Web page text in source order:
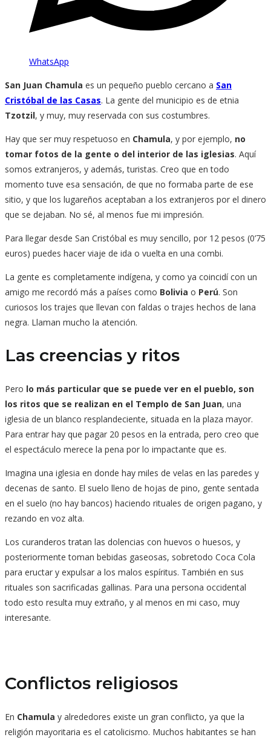
WhatsApp
San Juan Chamula es un pequeño pueblo cercano a San
Cristóbal de las Casas. La gente del municipio es de etnia
Tzotzil, y muy, muy reservada con sus costumbres.
Hay que ser muy respetuoso en Chamula, y por ejemplo, no
tomar fotos de la gente o del interior de las iglesias. Aquí
somos extranjeros, y además, turistas. Creo que en todo
momento tuve esa sensación, de que no formaba parte de ese
sitio, y que los lugareños aceptaban a los extranjeros por el dinero
que se dejaban. No sé, al menos fue mi impresión.
Para llegar desde San Cristóbal es muy sencillo, por 12 pesos (0’75
euros) puedes hacer viaje de ida o vuelta en una combi.
La gente es completamente indígena, y como ya coincidí con un
amigo me recordó más a países como Bolivia o Perú. Son
curiosos los trajes que llevan con faldas o trajes hechos de lana
negra. Llaman mucho la atención.
Las creencias y ritos
Pero lo más particular que se puede ver en el pueblo, son
los ritos que se realizan en el Templo de San Juan, una
iglesia de un blanco resplandeciente, situada en la plaza mayor.
Para entrar hay que pagar 20 pesos en la entrada, pero creo que
el espectáculo merece la pena por lo impactante que es.
Imagina una iglesia en donde hay miles de velas en las paredes y
decenas de santo. El suelo lleno de hojas de pino, gente sentada
en el suelo (no hay bancos) haciendo rituales de origen pagano, y
rezando en voz alta.
Los curanderos tratan las dolencias con huevos o huesos, y
posteriormente toman bebidas gaseosas, sobretodo Coca Cola
para eructar y expulsar a los malos espíritus. También en sus
rituales son sacrificadas gallinas. Para una persona occidental
todo esto resulta muy extraño, y al menos en mi caso, muy
interesante.
Conflictos religiosos
En Chamula y alrededores existe un gran conflicto, ya que la
religión mayoritaria es el catolicismo. Muchos habitantes se han